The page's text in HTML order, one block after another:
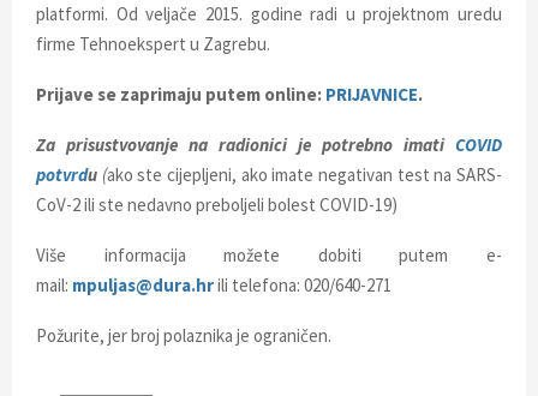
platformi. Od veljače 2015. godine radi u projektnom uredu
firme Tehnoekspert u Zagrebu.
Prijave se zaprimaju putem online: PRIJAVNICE.
Za prisustvovanje na radionici je potrebno imati COVID
potvrdu (ako ste cijepljeni, ako imate negativan test na SARS-
CoV-2 ili ste nedavno preboljeli bolest COVID-19)
Više informacija možete dobiti putem e-
mail: mpuljas@dura.hrili telefona: 020/640-271
Požurite, jer broj polaznika je ograničen.